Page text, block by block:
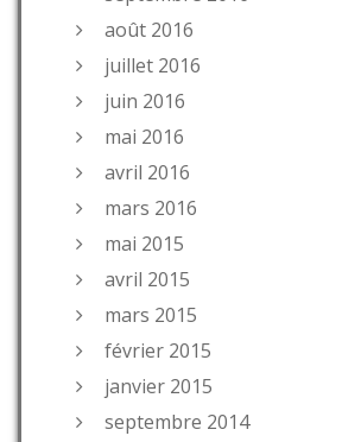
août 2016
juillet 2016
juin 2016
mai 2016
avril 2016
mars 2016
mai 2015
avril 2015
mars 2015
février 2015
janvier 2015
septembre 2014